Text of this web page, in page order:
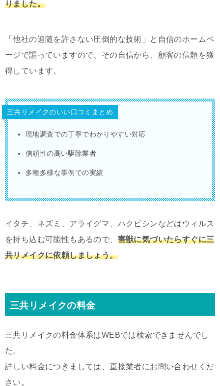
りました。
「他社の追随を許さない圧倒的な技術」と自信のホームペ
ージで謳っていますので、その自信から、顧客の信頼を獲
得しています。
三共リメイクのいい口コミまとめ
現地調査での丁寧でわかりやすい対応
信頼性の高い駆除業者
多種多様な事例での実績
イタチ、ネズミ、アライグマ、ハクビシンなどはウィルス
を持ち込む可能性もあるので、 害獣に気づいたらすぐに三
共リメイクに依頼しましょう。
三共リメイクの料金
三共リメイクの料金体系はWEBでは検索できませんでし
た。
詳しい料金につきましては、直接業者にお問い合わせくだ
さい。